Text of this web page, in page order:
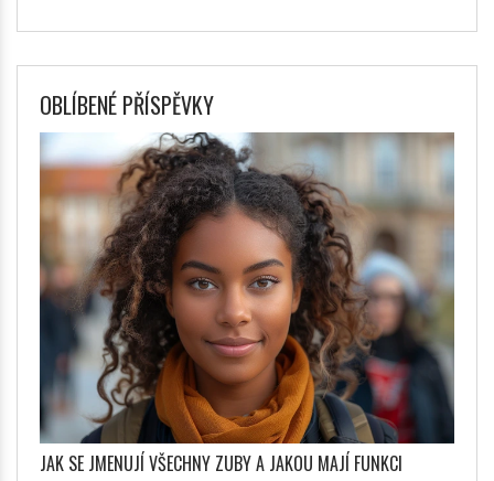
OBLÍBENÉ PŘÍSPĚVKY
JAK SE JMENUJÍ VŠECHNY ZUBY A JAKOU MAJÍ FUNKCI